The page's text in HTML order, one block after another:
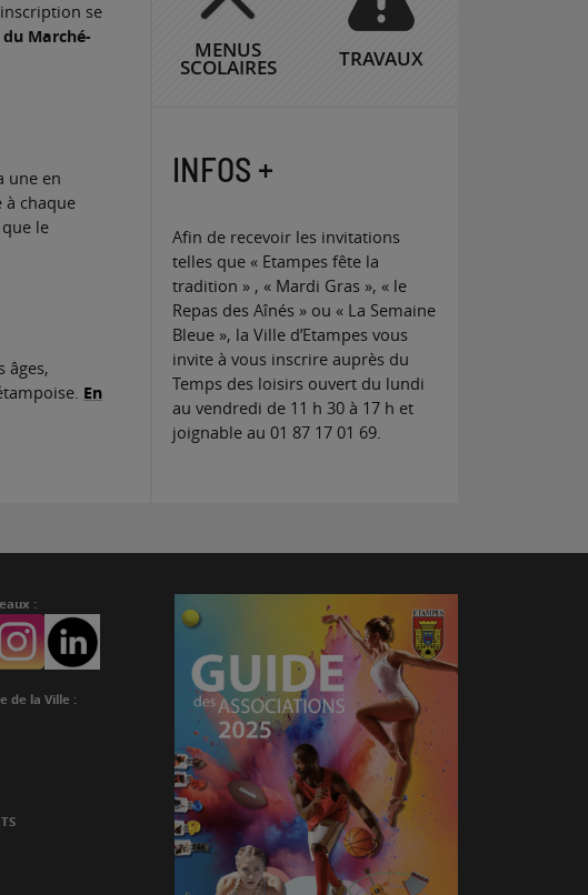
se
Marché-
une en
à chaque
le
âges,
En
MENUS
SCOLAIRES TRAVAUX
INFOS +
Afin de recevoir les invitations
telles que « Etampes fête la
tradition » , « Mardi Gras », « le
Repas des Aînés » ou « La Semaine
Bleue », la Ville d’Etampes vous
invite à vous inscrire auprès du
Temps des loisirs ouvert du lundi
au vendredi de 11 h 30 à 17 h et
joignable au 01 87 17 01 69.
:
Instagram
de la Ville :